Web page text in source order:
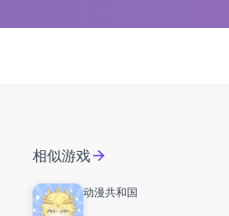
相似游戏
动漫共和国